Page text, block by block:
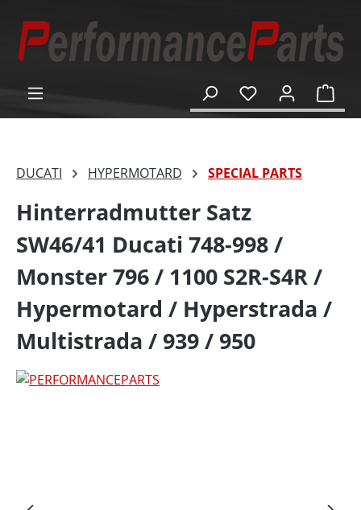
springen
DUCATI HYPERMOTARD SPECIAL PARTS
Hinterradmutter Satz
SW46/41 Ducati 748-998 /
Monster 796 / 1100 S2R-S4R /
Hypermotard / Hyperstrada /
Multistrada / 939 / 950